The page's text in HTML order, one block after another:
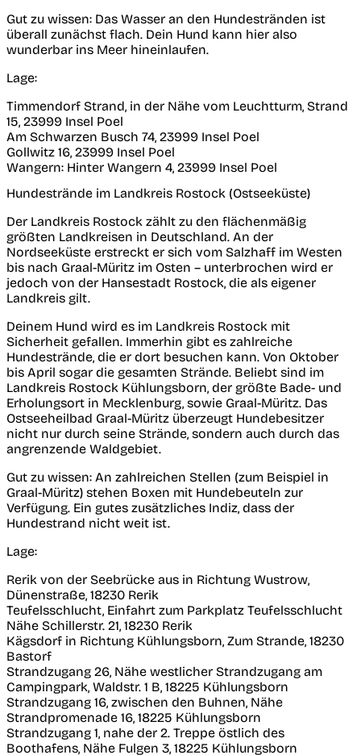
Gut zu wissen: Das Wasser an den Hundestränden ist
überall zunächst flach. Dein Hund kann hier also
wunderbar ins Meer hineinlaufen.
Lage:
Timmendorf Strand, in der Nähe vom Leuchtturm, Strand
15, 23999 Insel Poel
Am Schwarzen Busch 74, 23999 Insel Poel
Gollwitz 16, 23999 Insel Poel
Wangern: Hinter Wangern 4, 23999 Insel Poel
Hundestrände im Landkreis Rostock (Ostseeküste)
Der Landkreis Rostock zählt zu den flächenmäßig
größten Landkreisen in Deutschland. An der
Nordseeküste erstreckt er sich vom Salzhaff im Westen
bis nach Graal-Müritz im Osten – unterbrochen wird er
jedoch von der Hansestadt Rostock, die als eigener
Landkreis gilt.
Deinem Hund wird es im Landkreis Rostock mit
Sicherheit gefallen. Immerhin gibt es zahlreiche
Hundestrände, die er dort besuchen kann. Von Oktober
bis April sogar die gesamten Strände. Beliebt sind im
Landkreis Rostock Kühlungsborn, der größte Bade- und
Erholungsort in Mecklenburg, sowie Graal-Müritz. Das
Ostseeheilbad Graal-Müritz überzeugt Hundebesitzer
nicht nur durch seine Strände, sondern auch durch das
angrenzende Waldgebiet.
Gut zu wissen: An zahlreichen Stellen (zum Beispiel in
Graal-Müritz) stehen Boxen mit Hundebeuteln zur
Verfügung. Ein gutes zusätzliches Indiz, dass der
Hundestrand nicht weit ist.
Lage:
Rerik von der Seebrücke aus in Richtung Wustrow,
Dünenstraße, 18230 Rerik
Teufelsschlucht, Einfahrt zum Parkplatz Teufelsschlucht
Nähe Schillerstr. 21, 18230 Rerik
Kägsdorf in Richtung Kühlungsborn, Zum Strande, 18230
Bastorf
Strandzugang 26, Nähe westlicher Strandzugang am
Campingpark, Waldstr. 1 B, 18225 Kühlungsborn
Strandzugang 16, zwischen den Buhnen, Nähe
Strandpromenade 16, 18225 Kühlungsborn
Strandzugang 1, nahe der 2. Treppe östlich des
Boothafens, Nähe Fulgen 3, 18225 Kühlungsborn